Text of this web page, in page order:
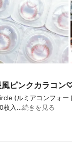
ピンクカラコン
(ルミアコンフォー
枚入…続きを見る